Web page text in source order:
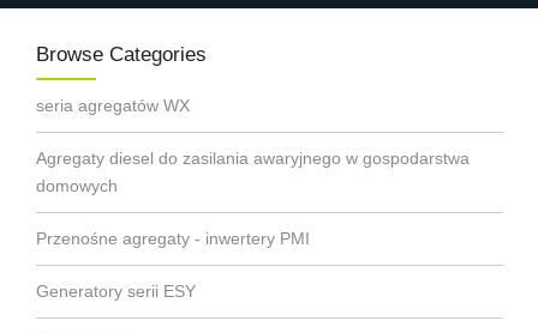
Browse Categories
seria agregatów WX
Agregaty diesel do zasilania awaryjnego w gospodarstwa
domowych
Przenośne agregaty - inwertery PMI
Generatory serii ESY